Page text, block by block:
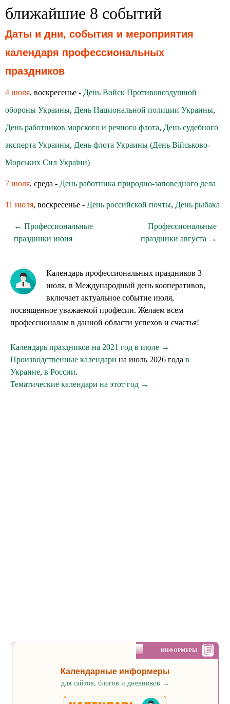
ближайшие 8 событий
Даты и дни, события и мероприятия
календаря профессиональных
праздников
4 июля, воскресенье - День Войск Противовоздушной
обороны Украины, День Национальной полиции Украины,
День работников морского и речного флота, День судебного
эксперта Украины, День флота Украины (День Військово-
Морських Сил України)
7 июля, среда - День работника природно-заповедного дела
11 июля, воскресенье - День российской почты, День рыбака
← Профессиональные
праздники июня
Профессиональные
праздники августа →
Календарь профессиональных праздников 3
июля, в Международный день кооперативов,
включает актуальное событие июля,
посвященное уважаемой професии. Желаем всем
профессионалам в данной области успехов и счастья!
Календарь праздников на 2021 год в июле →
Производственные календари на июль 2026 года в
Украине, в России.
Тематические календари на этот год →
ИНФОРМЕРЫ
Календарные информеры
для сайтов, блогов и дневников →